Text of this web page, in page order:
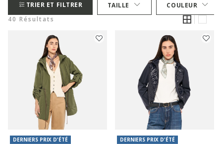
TRIER ET FILTRER TAILLE
COULEUR
40 Résultats
DERNIERS PRIX D'ÉTÉ DERNIERS PRIX D'ÉTÉ